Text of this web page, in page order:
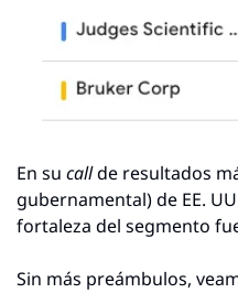
En su call de resultados
gubernamental) de EE.
fortaleza del segmento
Sin más preámbulos,